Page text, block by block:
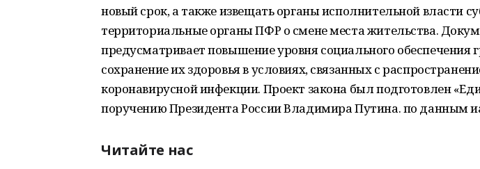
новый срок, а также извещать органы исполнительной власти
территориальные органы ПФР о смене места жительства.
предусматривает повышение уровня социального обеспечения
сохранение их здоровья в условиях, связанных с
коронавирусной инфекции. Проект закона был подготовлен
поручению Президента России Владимира Путина. по данным
Читайте нас